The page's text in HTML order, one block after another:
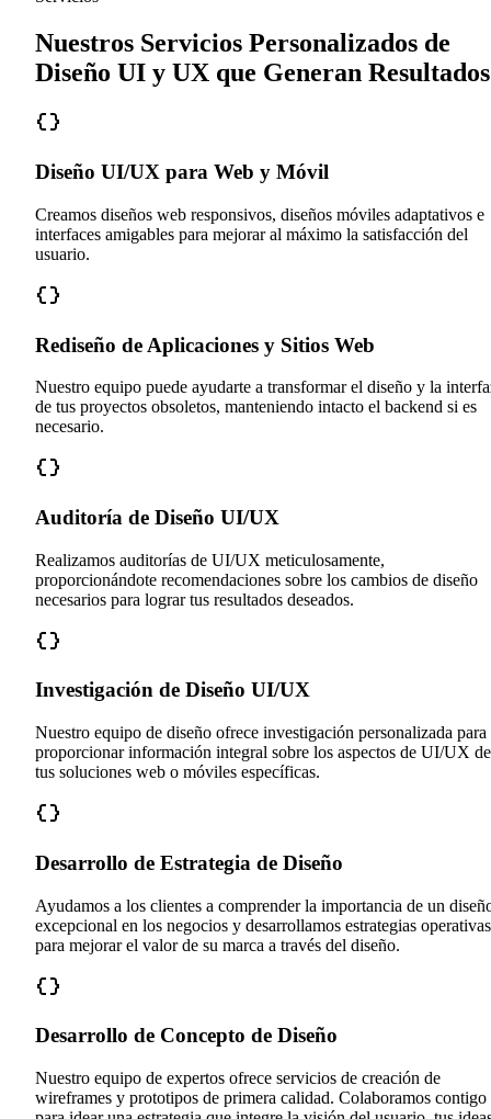
Nuestros Servicios Personalizados de
Diseño UI y UX que Generan Resultados
Diseño UI/UX para Web y Móvil
Creamos diseños web responsivos, diseños móviles adaptativos e
interfaces amigables para mejorar al máximo la satisfacción del
usuario.
Rediseño de Aplicaciones y Sitios Web
Nuestro equipo puede ayudarte a transformar el diseño y la
de tus proyectos obsoletos, manteniendo intacto el backend si es
necesario.
Auditoría de Diseño UI/UX
Realizamos auditorías de UI/UX meticulosamente,
proporcionándote recomendaciones sobre los cambios de diseño
necesarios para lograr tus resultados deseados.
Investigación de Diseño UI/UX
Nuestro equipo de diseño ofrece investigación personalizada para
proporcionar información integral sobre los aspectos de UI/UX de
tus soluciones web o móviles específicas.
Desarrollo de Estrategia de Diseño
Ayudamos a los clientes a comprender la importancia de un
excepcional en los negocios y desarrollamos estrategias operativas
para mejorar el valor de su marca a través del diseño.
Desarrollo de Concepto de Diseño
Nuestro equipo de expertos ofrece servicios de creación de
wireframes y prototipos de primera calidad. Colaboramos contigo